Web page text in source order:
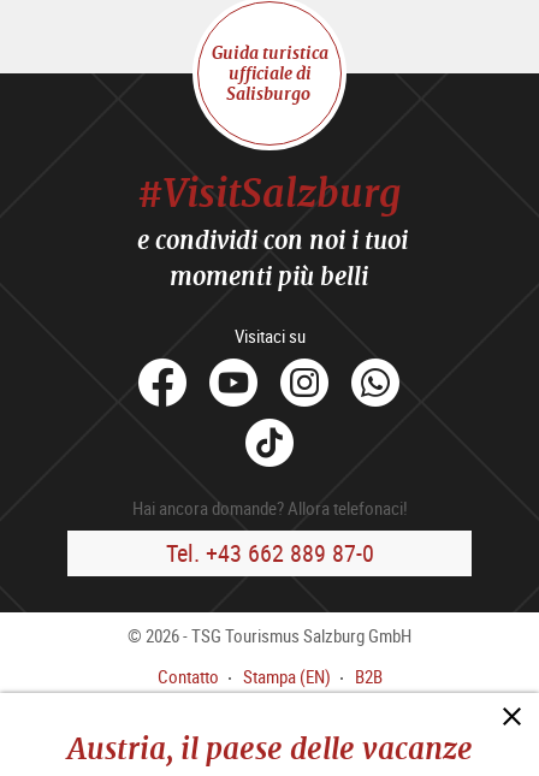
Austria, il paese delle vacanze
Guida turistica
ufficiale di
Salisburgo
#VisitSalzburg
e condividi con noi i tuoi
momenti più belli
Visitaci su
facebook
YoutubeInstagram
Tik
Tok
Hai ancora domande? Allora telefonaci!
Tel. +43 662 889 87-0
© 2026 - TSG Tourismus Salzburg GmbH
Contatto
Stampa (EN)
B2B
Informativa sulla privacy